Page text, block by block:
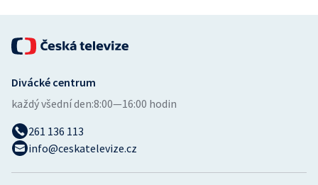
Divácké centrum
každý všední den:8:00—16:00 hodin
261 136 113
info@ceskatelevize.cz